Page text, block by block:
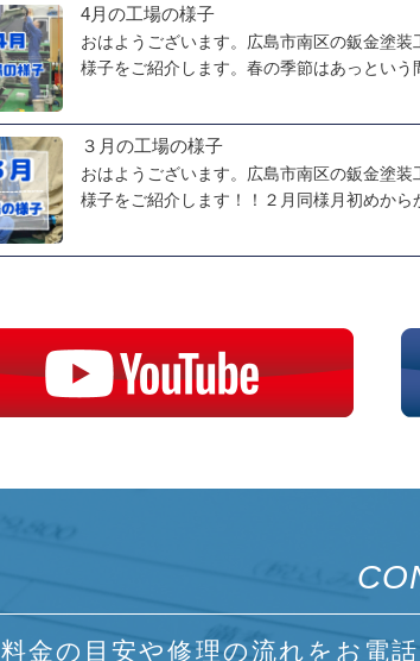
4月の工場の様子
おはようございます。広島市南区の鈑金塗
様子をご紹介します。春の季節はあっという
３月の工場の様子
おはようございます。広島市南区の鈑金塗
様子をご紹介します！！２月同様月初めから
料金の目安や修理の流れをお電